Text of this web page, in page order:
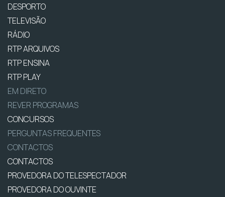
DESPORTO
TELEVISÃO
RÁDIO
RTP ARQUIVOS
RTP ENSINA
RTP PLAY
EM DIRETO
REVER PROGRAMAS
CONCURSOS
PERGUNTAS FREQUENTES
CONTACTOS
CONTACTOS
PROVEDORA DO TELESPECTADOR
PROVEDORA DO OUVINTE